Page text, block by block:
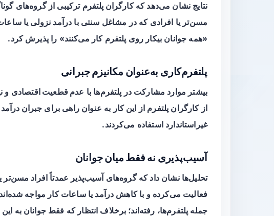
نتایج نشان می‌دهد کهکارگران پلتفرم ترکیبی از گروه‌های
مسن‌تر یا افرادی که در مشاغل سنتی با درآمد نزولی یا ساعات
«همه جوانان بیکار روی پلتفرم کار می‌کنند» را پذیرش کرد.
پلتفرم‌کاری به‌عنوان مکانیزم جبرانی
بیشتر موارد مشارکت در پلتفرم‌ها با عدم قطعیت اقتصادی و
از کارگران پلتفرم از این کار به عنوان راهی برای جبران
غیراستاندارد استفاده می‌کردند.
آسیب‌پذیری نه فقط میان جوانان
تحلیل‌ها نشان داد که گروه‌های آسیب‌پذیر عمدتاً افراد
فعالیت می‌کرده و با کاهش درآمد یا ساعات کار مواجه شده‌اند.
جمله پلتفرم‌ها، رفته‌اند؛ برخلاف انتظار که فقط جوانان به